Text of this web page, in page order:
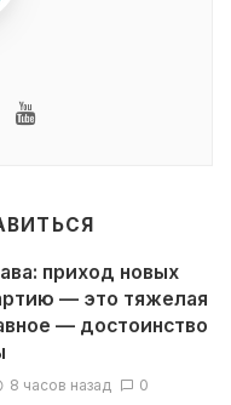
Facebook
приход новых
— это тяжелая
— достоинство
8 часов назад 0